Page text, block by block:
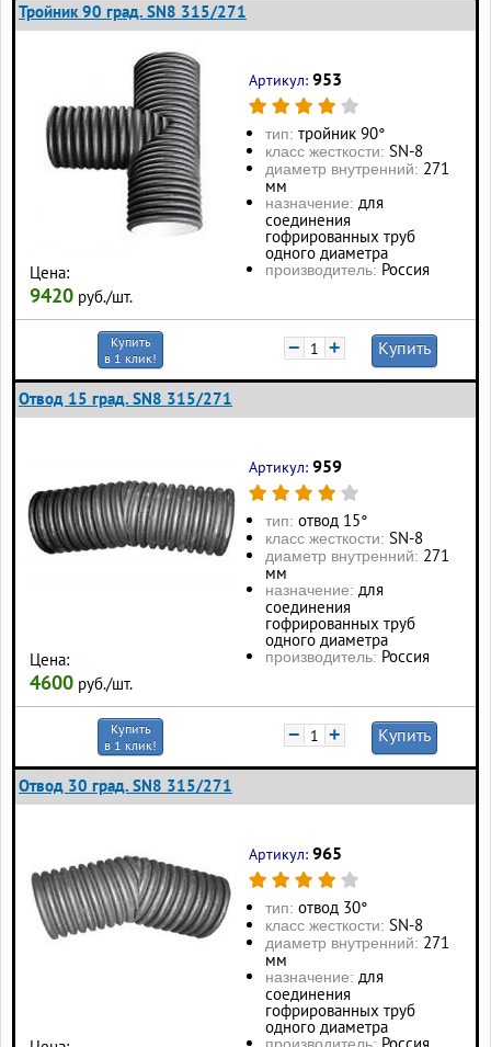
Тройник 90 град. SN8 315/271
Цена:
9420 руб./шт.
Артикул: 953
тип: тройник 90°
класс жесткости: SN-8
диаметр внутренний: 271
мм
назначение: для
соединения
гофрированных труб
одного диаметра
производитель: Россия
Купить
в 1 клик!
− + Купить
Отвод 15 град. SN8 315/271
Цена:
4600 руб./шт.
Артикул: 959
тип: отвод 15°
класс жесткости: SN-8
диаметр внутренний: 271
мм
назначение: для
соединения
гофрированных труб
одного диаметра
производитель: Россия
Купить
в 1 клик!
− + Купить
Отвод 30 град. SN8 315/271
Артикул: 965
тип: отвод 30°
класс жесткости: SN-8
диаметр внутренний: 271
мм
назначение: для
соединения
гофрированных труб
одного диаметра
производитель: Россия